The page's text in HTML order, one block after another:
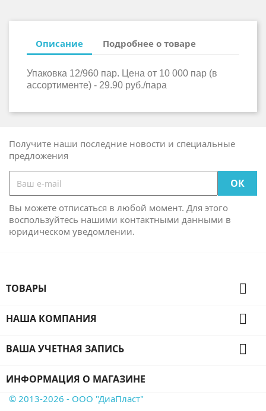
Описание Подробнее о товаре
Упаковка 12/960 пар. Цена от 10 000 пар (в
ассортименте) - 29.90 руб./пара
Получите наши последние новости и специальные
предложения
Вы можете отписаться в любой момент. Для этого
воспользуйтесь нашими контактными данными в
юридическом уведомлении.
ТОВАРЫ 
НАША КОМПАНИЯ 
ВАША УЧЕТНАЯ ЗАПИСЬ 
ИНФОРМАЦИЯ О МАГАЗИНЕ
© 2013-2026 - ООО "ДиаПласт"